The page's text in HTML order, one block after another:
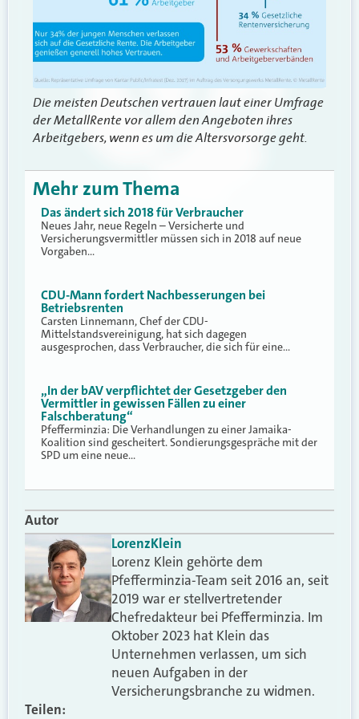
Die meisten Deutschen vertrauen laut einer Umfrage
der MetallRente vor allem den Angeboten ihres
Arbeitgebers, wenn es um die Altersvorsorge geht.
Mehr zum Thema
Das ändert sich 2018 für Verbraucher
Neues Jahr, neue Regeln – Versicherte und
Versicherungsvermittler müssen sich in 2018 auf neue
Vorgaben…
CDU-Mann fordert Nachbesserungen bei
Betriebsrenten
Carsten Linnemann, Chef der CDU-
Mittelstandsvereinigung, hat sich dagegen
ausgesprochen, dass Verbraucher, die sich für eine…
„In der bAV verpflichtet der Gesetzgeber den
Vermittler in gewissen Fällen zu einer
Falschberatung“
Pfefferminzia: Die Verhandlungen zu einer Jamaika-
Koalition sind gescheitert. Sondierungsgespräche mit der
SPD um eine neue…
Autor
LorenzKlein
Lorenz Klein gehörte dem
Pfefferminzia-Team seit 2016 an, seit
2019 war er stellvertretender
Chefredakteur bei Pfefferminzia. Im
Oktober 2023 hat Klein das
Unternehmen verlassen, um sich
neuen Aufgaben in der
Versicherungsbranche zu widmen.
Teilen: